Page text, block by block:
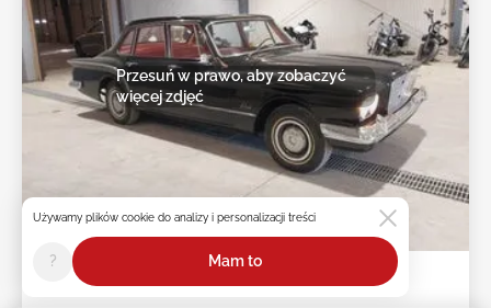
Przyszła aukcja
Przesuń w prawo, aby zobaczyć
więcej zdjęć
1960 PLYMOUTH VALIANT
Używamy plików cookie do analizy i personalizacji treści
? Mam to